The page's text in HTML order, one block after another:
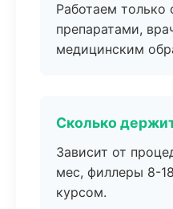
Работаем только
препаратами,
медицинским
Сколько
Зависит от
мес, филлеры 8-
курсом.